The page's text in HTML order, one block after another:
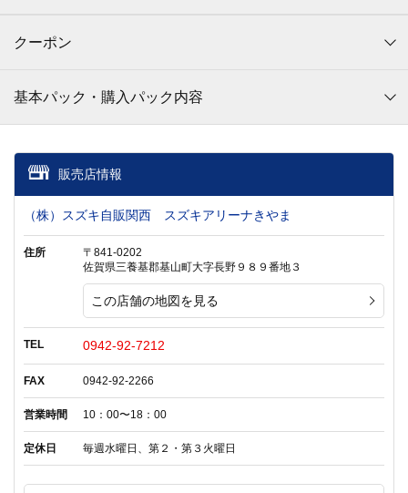
クーポン
基本パック・購入パック内容
販売店情報
（株）スズキ自販関西 スズキアリーナきやま
住所
〒841-0202
佐賀県三養基郡基山町大字長野９８９番地３
この店舗の地図を見る
TEL 0942-92-7212
FAX 0942-92-2266
営業時間 10：00〜18：00
定休日 毎週水曜日、第２・第３火曜日